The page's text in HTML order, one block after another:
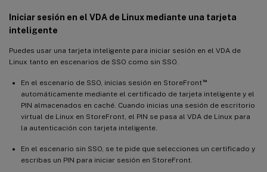
Iniciar sesión en el VDA de Linux mediante una tarjeta
inteligente
Puedes usar una tarjeta inteligente para iniciar sesión en el VDA de
Linux tanto en escenarios de SSO como sin SSO.
En el escenario de SSO, inicias sesión en StoreFront™
automáticamente mediante el certificado de tarjeta inteligente y el
PIN almacenados en caché. Cuando inicias una sesión de escritorio
virtual de Linux en StoreFront, el PIN se pasa al VDA de Linux para
la autenticación con tarjeta inteligente.
En el escenario sin SSO, se te pide que selecciones un certificado y
escribas un PIN para iniciar sesión en StoreFront.